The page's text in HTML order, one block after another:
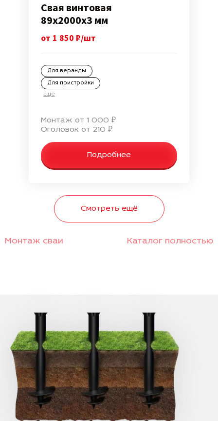
Свая винтовая
89х2000х3 мм
от 1 850 ₽/шт
Для веранды
Для пристройки
Еще
Монтаж от 1 000 ₽
Оголовок от 210 ₽
Подробнее
Смотреть ещё
Монтаж сваи Каталог полностью